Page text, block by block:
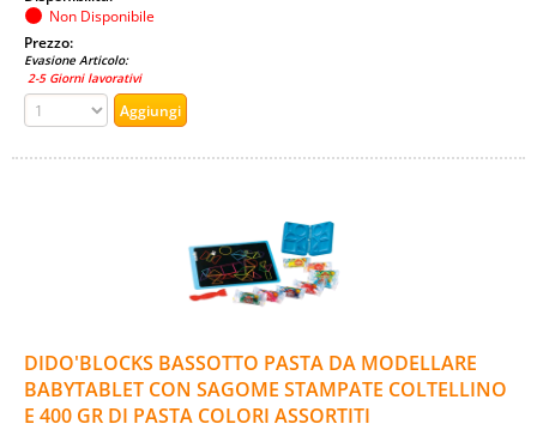
Non Disponibile
Prezzo:
Evasione Articolo:
2-5 Giorni lavorativi
DIDO'BLOCKS BASSOTTO PASTA DA MODELLARE
BABYTABLET CON SAGOME STAMPATE COLTELLINO
E 400 GR DI PASTA COLORI ASSORTITI